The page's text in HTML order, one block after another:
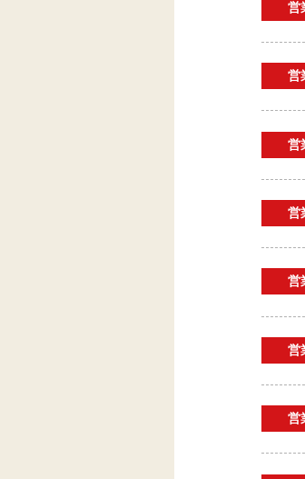
営
営
営
営
営
営
営